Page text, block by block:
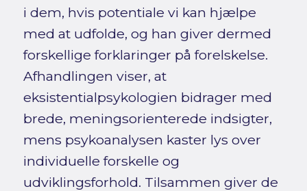
i dem, hvis potentiale vi kan hjælpe
med at udfolde, og han giver dermed
forskellige forklaringer på forelskelse.
Afhandlingen viser, at
eksistentialpsykologien bidrager med
brede, meningsorienterede indsigter,
mens psykoanalysen kaster lys over
individuelle forskelle og
udviklingsforhold. Tilsammen giver de